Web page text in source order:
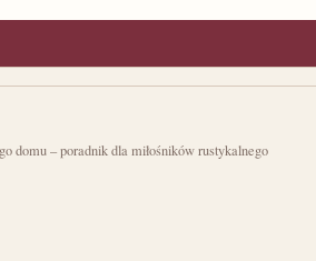
domu – poradnik dla miłośników rustykalnego